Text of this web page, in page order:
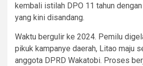
kembali istilah DPO 11 tahun
yang kini disandang.
Waktu bergulir ke 2024. Pemilu
pikuk kampanye daerah, Litao maju
anggota DPRD Wakatobi. Proses